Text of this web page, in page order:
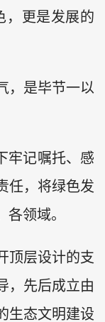
，更是发展的
，是毕节一以
牢记嘱托、感
任，将绿色发
领域。
顶层设计的支
，先后成立由
生态文明建设